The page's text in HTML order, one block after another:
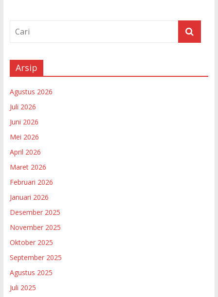
Arsip
Agustus 2026
Juli 2026
Juni 2026
Mei 2026
April 2026
Maret 2026
Februari 2026
Januari 2026
Desember 2025
November 2025
Oktober 2025
September 2025
Agustus 2025
Juli 2025